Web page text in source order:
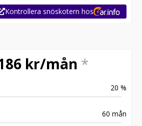
Kontrollera snöskotern hos
kr/mån *
20 %
60 mån